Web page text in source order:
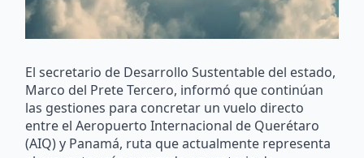
El secretario de Desarrollo Sustentable del estado,
Marco del Prete Tercero, informó que continúan
las gestiones para concretar un vuelo directo
entre el Aeropuerto Internacional de Querétaro
(AIQ) y Panamá, ruta que actualmente representa